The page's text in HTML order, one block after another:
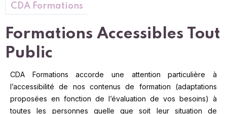
CDA Formations
Formations Accessibles Tout
Public
CDA Formations accorde une attention particulière à
l’accessibilité de nos contenus de formation (adaptations
proposées en fonction de l’évaluation de vos besoins) à
toutes les personnes quelle que soit leur situation de